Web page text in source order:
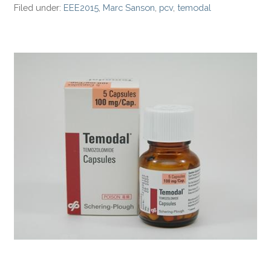
Filed under: EEE2015 Marc Sanson pcv,temodal